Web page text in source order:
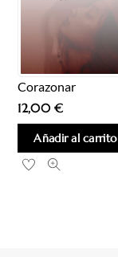
Corazonar
12,00€
Añadir al carrito